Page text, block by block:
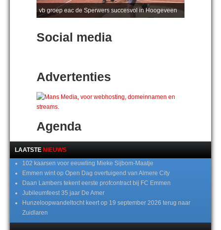
vb groep eac de Sperwers succesvol in Hoogeveen
Social media
Advertenties
Agenda
LAATSTE NIEUWS
102 kaarsen voor eeuwling Mieke Sijbom-Maatje
Emmen wint op Open Dag overtuigend van Almere City
Daan Lambers tekent eerste profcontract bij FC Emmen
Jubileumfeest 35 jaar De Amer
Hunzeloopwandeltocht keert op 19 september 2026 terug naar
Zuidlaren